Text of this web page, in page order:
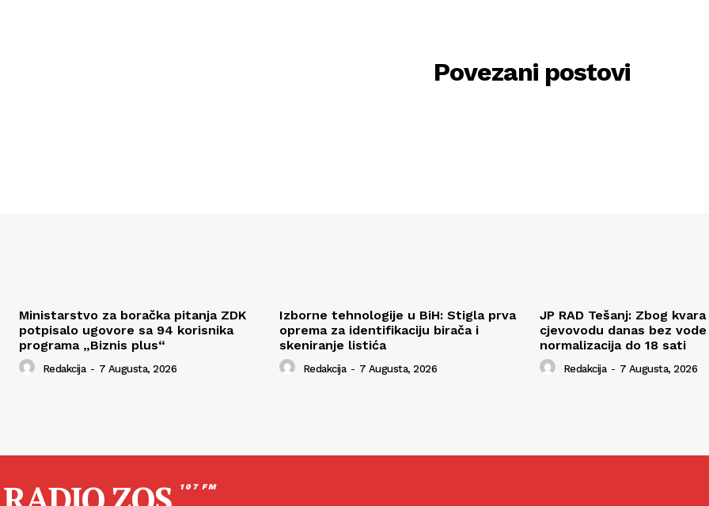
Povezani postovi
Ministarstvo za boračka pitanja ZDK
potpisalo ugovore sa 94 korisnika
programa „Biznis plus“
Redakcija - 7 Augusta, 2026
Izborne tehnologije u BiH: Stigla prva
oprema za identifikaciju birača i
skeniranje listića
Redakcija - 7 Augusta, 2026
JP RAD Tešanj: Zbog kvara
cjevovodu danas bez
normalizacija do 18 sati
Redakcija - 7 Augusta, 2026
107 FM